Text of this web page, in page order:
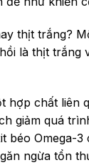
thịt trắng?
là thịt trắng
hợp chất liên
giảm quá
béo Omega-
ngừa tổn